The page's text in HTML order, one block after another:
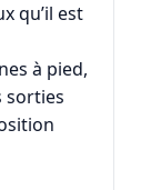
qu’il est
à pied,
sorties